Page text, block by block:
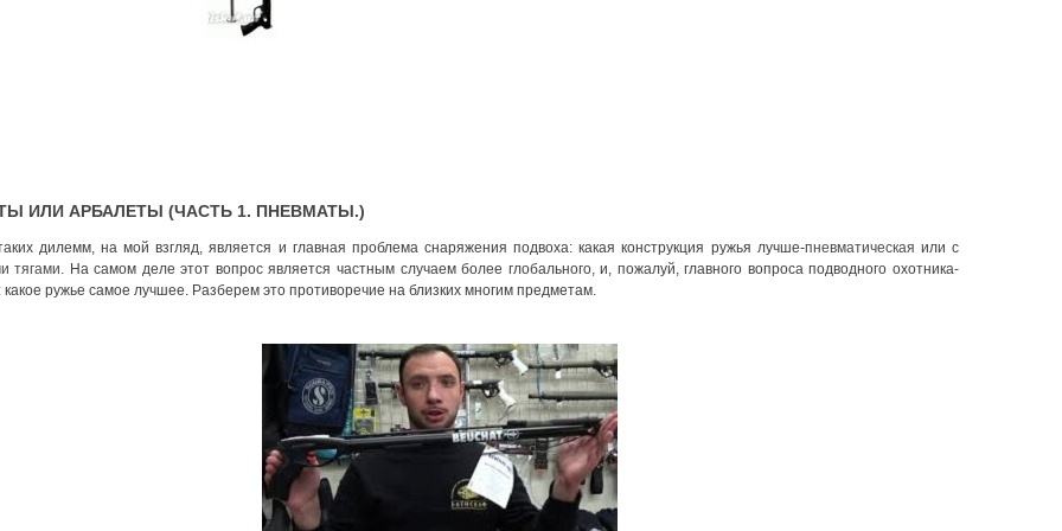
ИЛИ АРБАЛЕТЫ (ЧАСТЬ 1. ПНЕВМАТЫ.)
дилемм, на мой взгляд, является и главная проблема снаряжения подвоха: какая конструкция ружья лучше-пневматическая или с
тягами. На самом деле этот вопрос является частным случаем более глобального, и, пожалуй, главного вопроса подводного охотника-
какое ружье самое лучшее. Разберем это противоречие на близких многим предметам.